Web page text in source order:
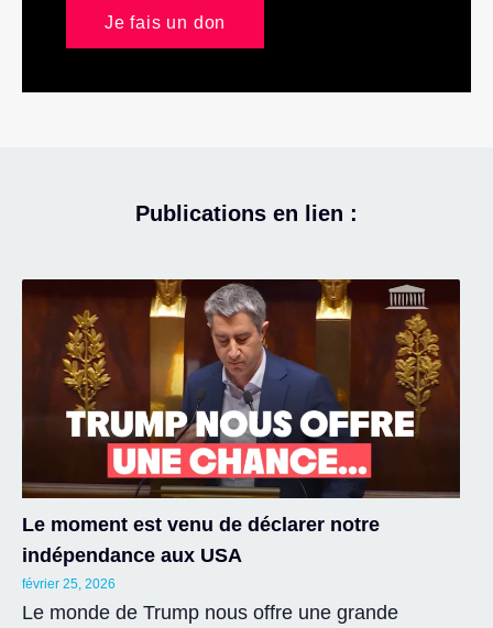
Je fais un don
Publications en lien :
Le moment est venu de déclarer notre
indépendance aux USA
février 25, 2026
Le monde de Trump nous offre une grande